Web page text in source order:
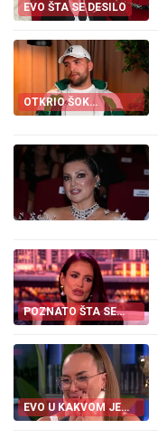
EVO ŠTA SE DESILO
OTKRIO ŠOK
DETALJE!
POZNATO ŠTA SE
DESILO
EVO U KAKVOM JE
STANJU